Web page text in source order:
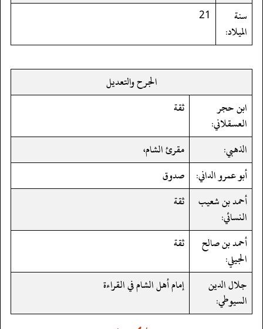
سنة
الميلاد:
21
الجرح والتعديل
ابن حجر
العسقلاني:
ثقة
الذهبي:
مقرئ الشام،
أبو عمرو الداني:
صدوق
أحمد بن شعيب
النسائي:
ثقة
أحمد بن صالح
الجيلي:
ثقة
جلال الدين
السيوطي:
إمام أهل الشام في القراءة